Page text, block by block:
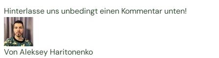
Hinterlasse uns unbedingt einen Kommentar unten!
Von Aleksey Haritonenko